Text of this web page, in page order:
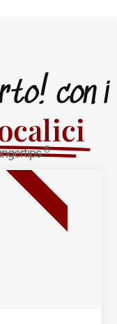
con i
®
BESTSELLER